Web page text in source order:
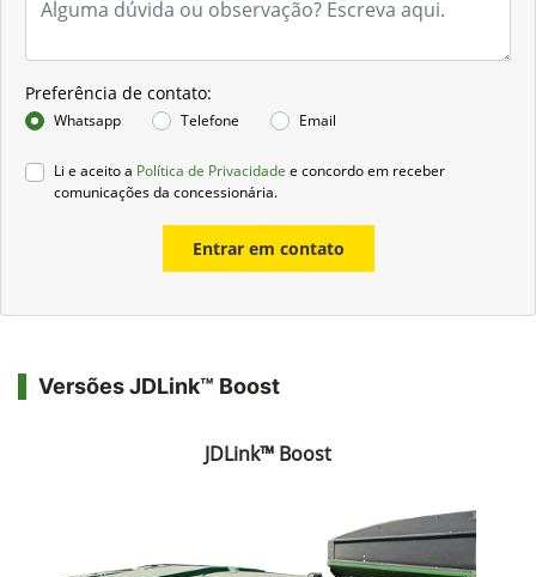
Preferência de contato:
Whatsapp Telefone Email
Li e aceito a Política de Privacidade e concordo em receber
comunicações da concessionária.
Entrar em contato
Versões JDLink™ Boost
JDLink™ Boost